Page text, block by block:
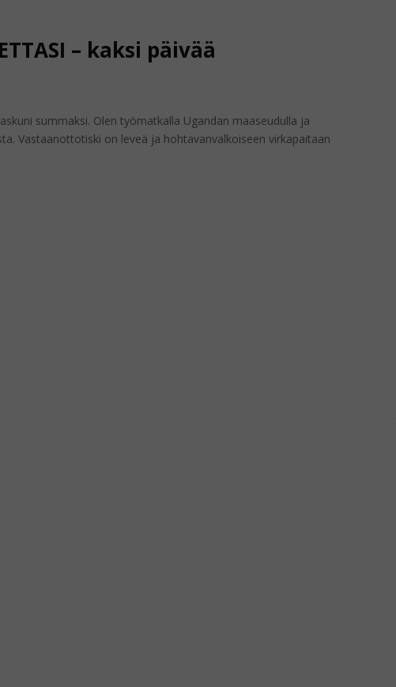
– kaksi päivää
summaksi. Olen työmatkalla Ugandan maaseudulla ja
Vastaanottotiski on leveä ja hohtavanvalkoiseen virkapaitaan